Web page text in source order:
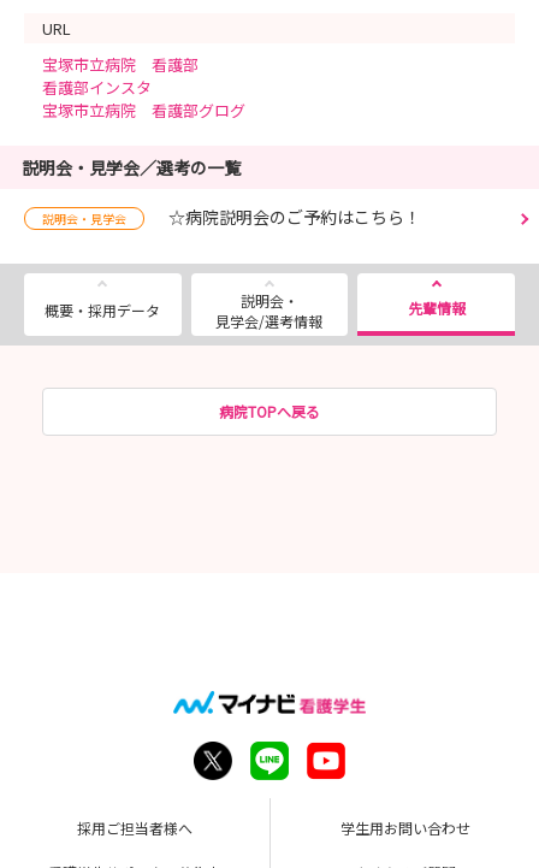
URL
宝塚市立病院 看護部
看護部インスタ
宝塚市立病院 看護部グログ
説明会・見学会／選考の一覧
説明会・見学会 ☆病院説明会のご予約はこちら！
概要・採用データ
説明会・
見学会/選考情報
先輩情報
病院TOPへ戻る
採用ご担当者様へ 学生用お問い合わせ